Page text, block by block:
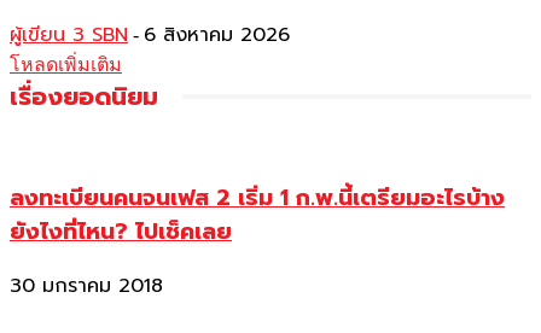
ผู้เขียน 3 SBN - 6 สิงหาคม 2026
โหลดเพิ่มเติม
เรื่องยอดนิยม
ลงทะเบียนคนจนเฟส 2 เริ่ม 1 ก.พ.นี้เตรียมอะไรบ้าง
ยังไงที่ไหน? ไปเช็คเลย
30 มกราคม 2018